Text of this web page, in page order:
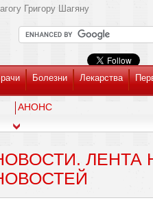
Григору Шагяну
Болезни Лекарства
АНОНС